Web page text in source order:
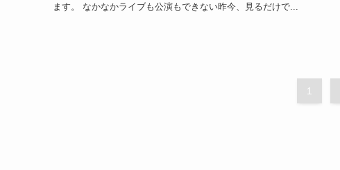
ます。 なかなかライブも公演もできない昨今、見るだけで...
1